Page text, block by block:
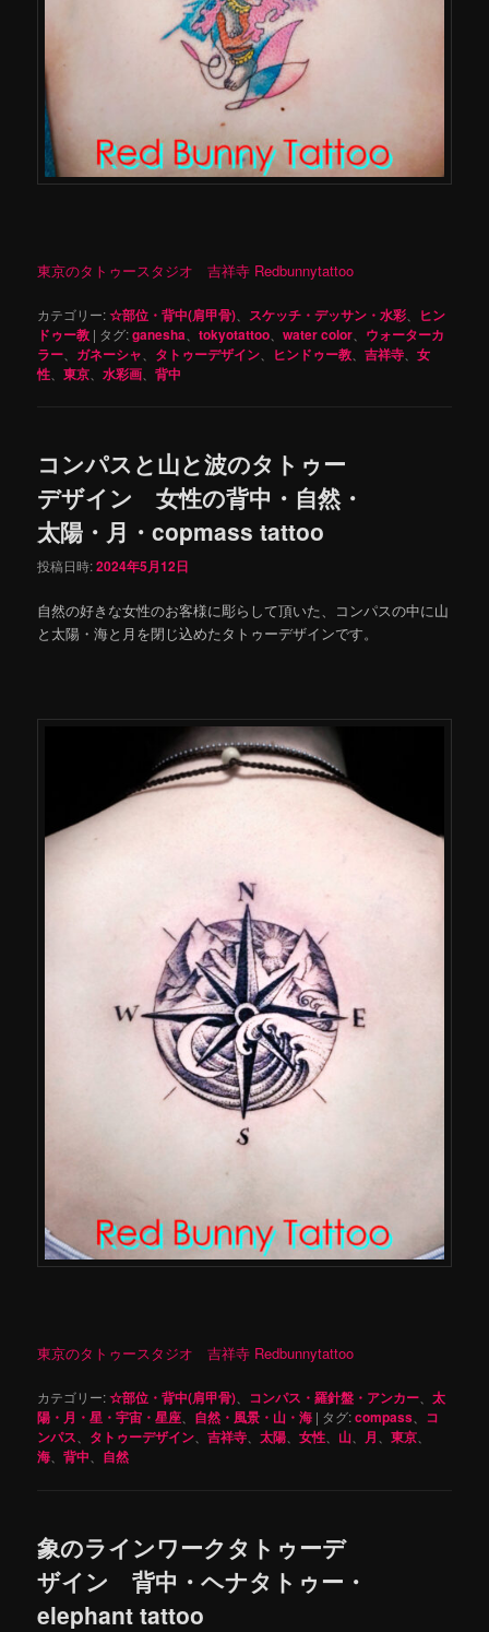
東京のタトゥースタジオ 吉祥寺 Redbunnytattoo
カテゴリー:☆部位・背中(肩甲骨) スケッチ・デッサン・水彩
ヒン
ドゥー教 | タグ:ganesha 、tokyotattoo 、water color
ウォーターカ
ラー
ガネーシャ タトゥーデザイン ヒンドゥー教 、吉祥寺 、女
性 、東京 、水彩画 、背中
コンパスと山と波のタトゥー
デザイン 女性の背中・自然・
太陽・月・copmass tattoo
投稿日時:2024年5月12日
自然の好きな女性のお客様に彫らして頂いた、コンパスの中に山
と太陽・海と月を閉じ込めたタトゥーデザインです。
東京のタトゥースタジオ 吉祥寺 Redbunnytattoo
カテゴリー:☆部位・背中(肩甲骨)、 コンパス・羅針盤・アンカー、太
陽・月・星・宇宙・星座、 自然・風景・山・海 | タグ:compass、 コ
ンパス、 タトゥーデザイン、吉祥寺、太陽、女性、 山、 月、東京、
海、背中、 自然
象のラインワークタトゥーデ
ザイン 背中・ヘナタトゥー・
elephant tattoo